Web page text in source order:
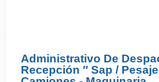
Administrativo De
Recepción ″ Sap / Pesaje